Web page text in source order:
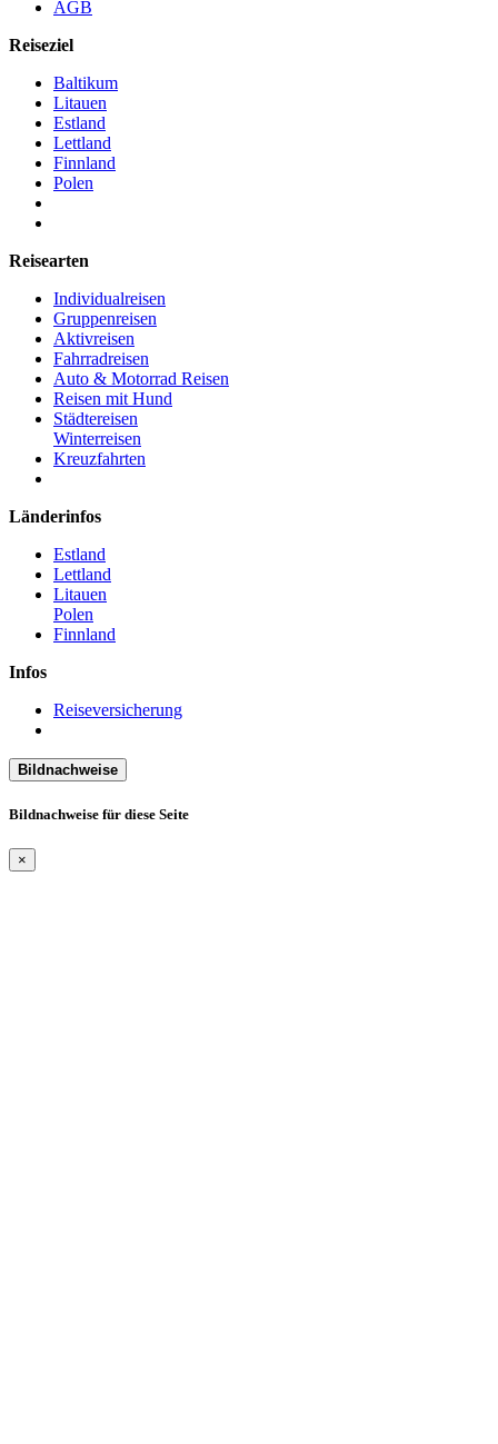
AGB
Reiseziel
Baltikum
Litauen
Estland
Lettland
Finnland
Polen
Reisearten
Individualreisen
Gruppenreisen
Aktivreisen
Fahrradreisen
Auto & Motorrad Reisen
Reisen mit Hund
Städtereisen
Winterreisen
Kreuzfahrten
Länderinfos
Estland
Lettland
Litauen
Polen
Finnland
Infos
Reiseversicherung
Bildnachweise
Bildnachweise für diese Seite
×